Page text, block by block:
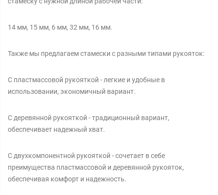
14 мм, 15 мм, 6 мм, 32 мм, 16 мм.
Также мы предлагаем стамески с разными типами рукояток:
С пластмассовой рукояткой - легкие и удобные в
использовании, экономичный вариант.
С деревянной рукояткой - традиционный вариант,
обеспечивает надежный хват.
С двухкомпонентной рукояткой - сочетает в себе
преимущества пластмассовой и деревянной рукояток,
обеспечивая комфорт и надежность.